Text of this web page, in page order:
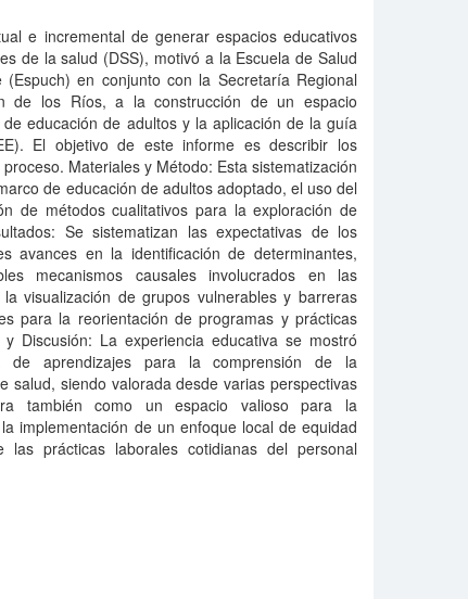
e incremental de generar espacios educativos
de la salud (DSS), motivó a la Escuela de Salud
en conjunto con la Secretaría Regional
de los Ríos, a la construcción de un espacio
educación de adultos y la aplicación de la guía
El objetivo de este informe es describir los
Materiales y Método: Esta sistematización
de educación de adultos adoptado, el uso del
de métodos cualitativos para la exploración de
Se sistematizan las expectativas de los
avances en la identificación de determinantes,
mecanismos causales involucrados en las
visualización de grupos vulnerables y barreras
para la reorientación de programas y prácticas
Discusión: La experiencia educativa se mostró
de aprendizajes para la comprensión de la
salud, siendo valorada desde varias perspectivas
también como un espacio valioso para la
implementación de un enfoque local de equidad
prácticas laborales cotidianas del personal